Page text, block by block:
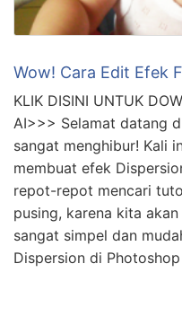
Wow! Cara Edit Efek
KLIK DISINI UNTUK
AI>>> Selamat datang
sangat menghibur! Kali
membuat efek
repot-repot mencari
pusing, karena kita
sangat simpel dan
Dispersion di